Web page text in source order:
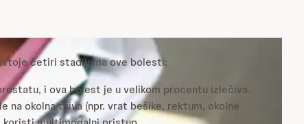
četiri stadijuma ove bolesti:
i ova bolest je u velikom procentu izlečiva.
na okolna tkiva (npr. vrat bešike, rektum, okolne